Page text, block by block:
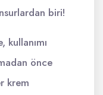
biri!
kullanımı
önce
krem